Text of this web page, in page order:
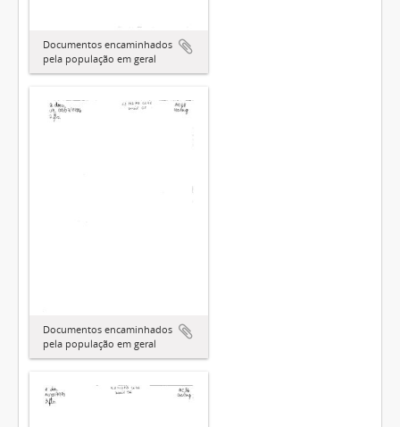
Documentos encaminhados
pela população em geral
Documentos encaminhados
pela população em geral